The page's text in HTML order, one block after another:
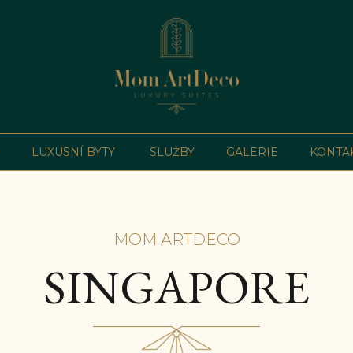
LUXUSNÍ BYTY SLUŽBY GALERIE
MOM ARTDECO
SINGAPORE